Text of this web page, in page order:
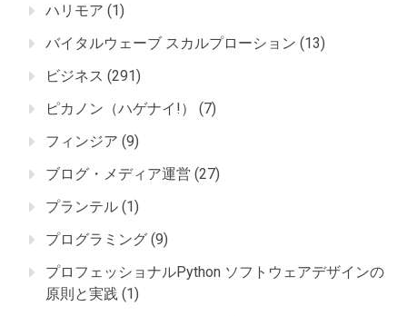
ハリモア (1)
バイタルウェーブ スカルプローション (13)
ビジネス (291)
ピカノン（ハゲナイ!）
(7)
フィンジア (9)
ブログ・メディア運営 (27)
プランテル (1)
プログラミング (9)
プロフェッショナルPython ソフトウェアデザインの
原則と実践 (1)